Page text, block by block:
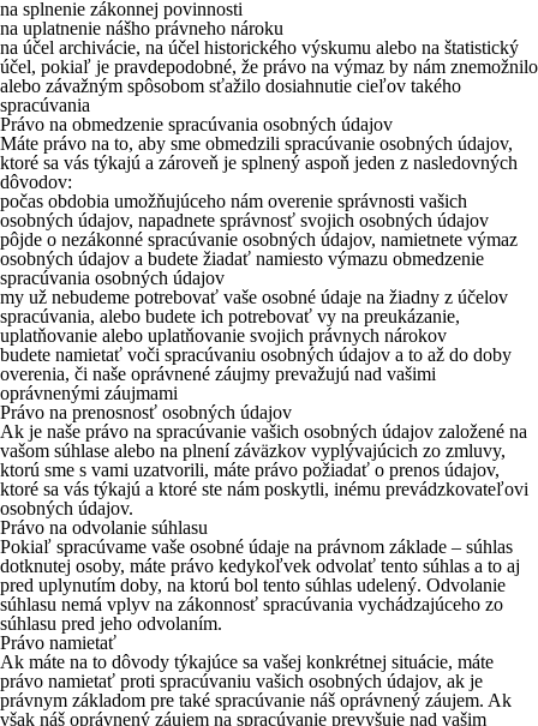
na splnenie zákonnej povinnosti
na uplatnenie nášho právneho nároku
na účel archivácie, na účel historického výskumu alebo na štatistický
účel, pokiaľ je pravdepodobné, že právo na výmaz by nám znemožnilo
alebo závažným spôsobom sťažilo dosiahnutie cieľov takého
spracúvania
Právo na obmedzenie spracúvania osobných údajov
Máte právo na to, aby sme obmedzili spracúvanie osobných údajov,
ktoré sa vás týkajú a zároveň je splnený aspoň jeden z nasledovných
dôvodov:
počas obdobia umožňujúceho nám overenie správnosti vašich
osobných údajov, napadnete správnosť svojich osobných údajov
pôjde o nezákonné spracúvanie osobných údajov, namietnete výmaz
osobných údajov a budete žiadať namiesto výmazu obmedzenie
spracúvania osobných údajov
my už nebudeme potrebovať vaše osobné údaje na žiadny z účelov
spracúvania, alebo budete ich potrebovať vy na preukázanie,
uplatňovanie alebo uplatňovanie svojich právnych nárokov
budete namietať voči spracúvaniu osobných údajov a to až do doby
overenia, či naše oprávnené záujmy prevažujú nad vašimi
oprávnenými záujmami
Právo na prenosnosť osobných údajov
Ak je naše právo na spracúvanie vašich osobných údajov založené na
vašom súhlase alebo na plnení záväzkov vyplývajúcich zo zmluvy,
ktorú sme s vami uzatvorili, máte právo požiadať o prenos údajov,
ktoré sa vás týkajú a ktoré ste nám poskytli, inému prevádzkovateľovi
osobných údajov.
Právo na odvolanie súhlasu
Pokiaľ spracúvame vaše osobné údaje na právnom základe – súhlas
dotknutej osoby, máte právo kedykoľvek odvolať tento súhlas a to aj
pred uplynutím doby, na ktorú bol tento súhlas udelený. Odvolanie
súhlasu nemá vplyv na zákonnosť spracúvania vychádzajúceho zo
súhlasu pred jeho odvolaním.
Právo namietať
Ak máte na to dôvody týkajúce sa vašej konkrétnej situácie, máte
právo namietať proti spracúvaniu vašich osobných údajov, ak je
právnym základom pre také spracúvanie náš oprávnený záujem. Ak
však náš oprávnený záujem na spracúvanie prevyšuje nad vašim